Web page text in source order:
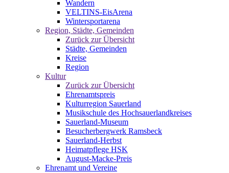
Wandern
VELTINS-EisArena
Wintersportarena
Region, Städte, Gemeinden
Zurück zur Übersicht
Städte, Gemeinden
Kreise
Region
Kultur
Zurück zur Übersicht
Ehrenamtspreis
Kulturregion Sauerland
Musikschule des Hochsauerlandkreises
Sauerland-Museum
Besucherbergwerk Ramsbeck
Sauerland-Herbst
Heimatpflege HSK
August-Macke-Preis
Ehrenamt und Vereine